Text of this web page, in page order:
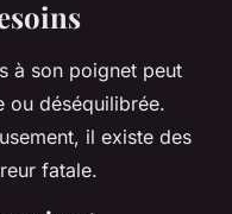
à son poignet peut
ou déséquilibrée.
il existe des
fatale.